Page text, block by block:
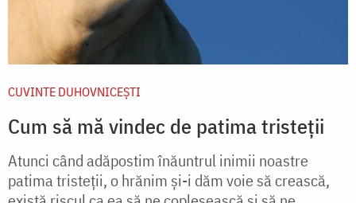
CUVINTE DUHOVNICEȘTI
Cum să mă vindec de patima tristeții
Atunci când adăpostim înăuntrul inimii noastre
patima tristeții, o hrănim și-i dăm voie să crească,